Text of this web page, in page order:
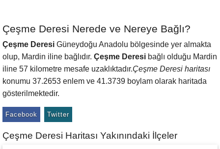
Çeşme Deresi Nerede ve Nereye Bağlı?
Çeşme Deresi Güneydoğu Anadolu bölgesinde yer almakta
olup, Mardin iline bağlıdır. Çeşme Deresi bağlı olduğu Mardin
iline 57 kilometre mesafe uzaklıktadır.Çeşme Deresi haritası
konumu 37.2653 enlem ve 41.3739 boylam olarak haritada
gösterilmektedir.
Facebook Twitter
Çeşme Deresi Haritası Yakınındaki İlçeler